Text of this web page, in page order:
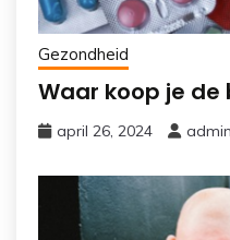
Gezondheid
Waar koop je
april 26, 2024 admin